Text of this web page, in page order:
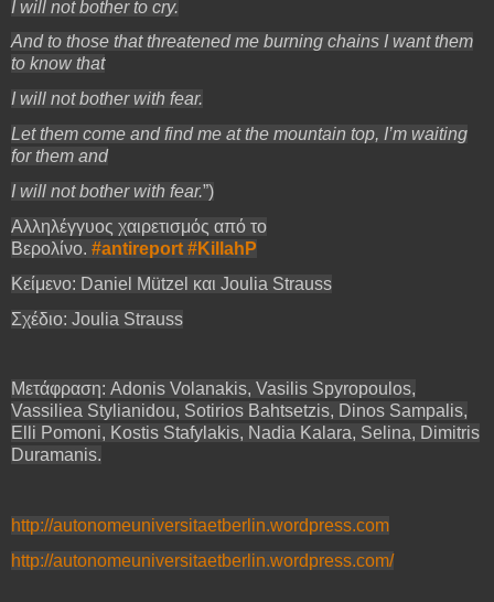
I will not bother to cry.
And to those that threatened me burning chains I want them
to know that
I will not bother with fear.
Let them come and find me at the mountain top, I’m waiting
for them and
I will not bother with fear.”)
Αλληλέγγυος χαιρετισμός από το
Βερολίνο. #antireport #KillahP
Kείμενο: Daniel Mützel και Joulia Strauss
Σχέδιο: Joulia Strauss
Μετάφραση: Adonis Volanakis, Vasilis Spyropoulos,
Vassiliea Stylianidou, Sotirios Bahtsetzis, Dinos Sampalis,
Elli Pomoni, Kostis Stafylakis, Nadia Kalara, Selina, Dimitris
Duramanis.
http://autonomeuniversitaetberlin.wordpress.com
http://autonomeuniversitaetberlin.wordpress.com/